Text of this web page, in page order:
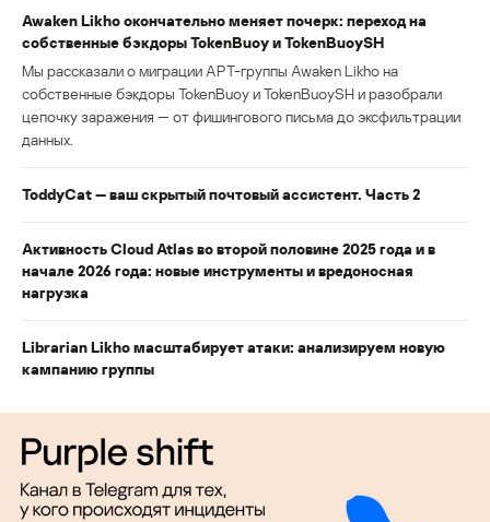
Awaken Likho окончательно меняет почерк: переход на
собственные бэкдоры TokenBuoy и TokenBuoySH
Мы рассказали о миграции APT-группы Awaken Likho на
собственные бэкдоры TokenBuoy и TokenBuoySH и разобрали
цепочку заражения — от фишингового письма до эксфильтрации
данных.
ToddyCat — ваш скрытый почтовый ассистент. Часть 2
Активность Cloud Atlas во второй половине 2025 года и в
начале 2026 года: новые инструменты и вредоносная
нагрузка
Librarian Likho масштабирует атаки: анализируем новую
кампанию группы